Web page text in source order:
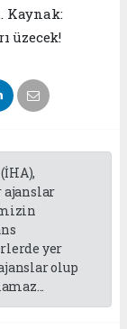
Kaynak:
üzecek!
ajanslar
yer
olup